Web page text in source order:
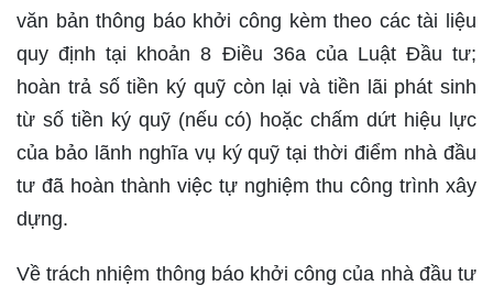
văn bản thông báo khởi công kèm theo các tài liệu
quy định tại khoản 8 Điều 36a của Luật Đầu tư;
hoàn trả số tiền ký quỹ còn lại và tiền lãi phát sinh
từ số tiền ký quỹ (nếu có) hoặc chấm dứt hiệu lực
của bảo lãnh nghĩa vụ ký quỹ tại thời điểm nhà đầu
tư đã hoàn thành việc tự nghiệm thu công trình xây
dựng.
Về trách nhiệm thông báo khởi công của nhà đầu tư